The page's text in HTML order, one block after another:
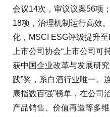
会议14次，审议议案56项
18项，治理机制运行高效
化，MSCI ESG评级提升
上市公司协会“上市公司可
获中国企业改革与发展研
践”奖，系白酒行业唯一。
康指数百强”榜单，在公司
产品销售、价值再造等多维